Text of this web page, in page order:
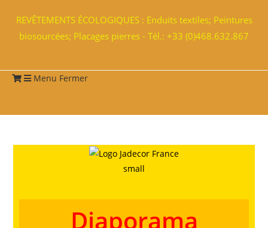
REVÊTEMENTS ÉCOLOGIQUES : Enduits textiles; Peintures
biosourcées; Placages pierres - Tél.: +33 (0)468.632.867
Menu Fermer
Diaporama